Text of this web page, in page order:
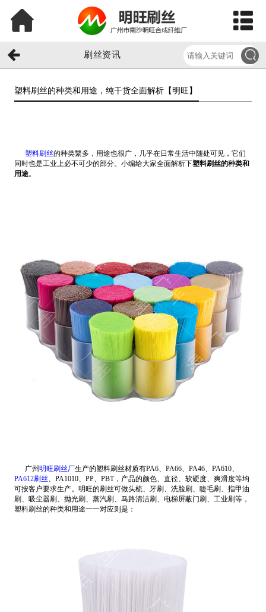
刷丝资讯
塑料刷丝的种类和用途，纯干货全面解析【明旺】​
塑料刷丝的种类繁多，用途也很广，几乎在日常生活中随处可见，它们
同时也是工业上必不可少的部分。小编给大家全面解析下塑料刷丝的种类和
用途。
广州明旺刷丝厂生产的塑料刷丝材质有PA6、PA66、PA46、PA610、
PA612刷丝、PA1010、PP、PBT，产品的颜色、直径、软硬度、爽滑度等均
可按客户要求生产。明旺的刷丝可做头梳、牙刷、洗脸刷、睫毛刷、指甲油
刷、吸尘器刷、抛光刷、蒸汽刷、马路清洁刷、电梯屏蔽门刷、工业刷等，
塑料刷丝的种类和用途一一对应则是：